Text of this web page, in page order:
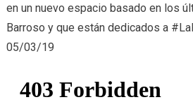
en un nuevo espacio basado en los
Barroso y que están dedicados a
05/03/19